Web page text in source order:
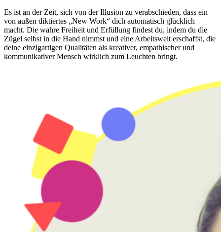
Es ist an der Zeit, sich von der Illusion zu verabschieden, dass ein
von außen diktiertes „New Work“ dich automatisch glücklich
macht. Die wahre Freiheit und Erfüllung findest du, indem du die
Zügel selbst in die Hand nimmst und eine Arbeitswelt erschaffst, die
deine einzigartigen Qualitäten als kreativer, empathischer und
kommunikativer Mensch wirklich zum Leuchten bringt.